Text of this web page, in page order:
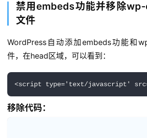
禁用embeds功能并移除
文件
WordPress自动添加embeds功能和
件，在head区域，可以看到：
<script type='text/javascript'
移除代码：